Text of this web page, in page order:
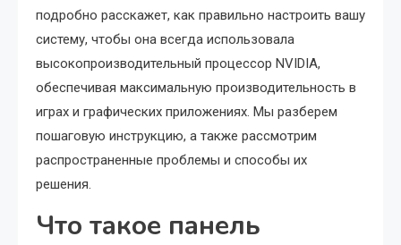
подробно расскажет, как правильно настроить вашу
систему, чтобы она всегда использовала
высокопроизводительный процессор NVIDIA,
обеспечивая максимальную производительность в
играх и графических приложениях. Мы разберем
пошаговую инструкцию, а также рассмотрим
распространенные проблемы и способы их
решения.
Что такое панель